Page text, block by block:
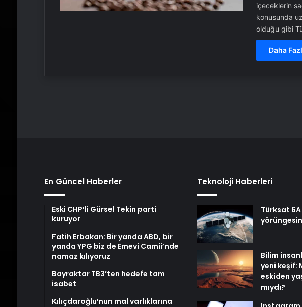
içeceklerin
konusunda
olduğu gibi
Daha
En Güncel Haberler
Eski CHP’li Gürsel Tekin parti
kuruyor
Fatih Erbakan: Bir yanda ABD, bir
yanda YPG biz de Emevi Camii’nde
namaz kılıyoruz
Bayraktar TB3’ten hedefe tam
isabet
Kılıçdaroğlu’nun mal varlıklarına
Teknoloji Haberleri
Türksat 6A
Bilim
yeni keşif:
eskiden
mıydı?